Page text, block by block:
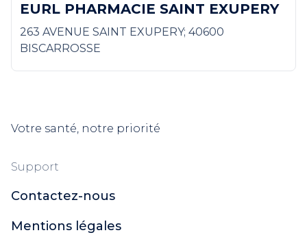
EURL PHARMACIE SAINT EXUPERY
263 AVENUE SAINT EXUPERY; 40600
BISCARROSSE
Votre santé, notre priorité
Support
Contactez-nous
Mentions légales